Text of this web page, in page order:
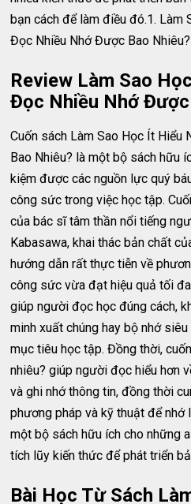
bạn cách để làm điều đó.1. Làm
Đọc Nhiều Nhớ Được Bao Nhiêu?
Review Làm Sao
Đọc Nhiều Nhớ
Cuốn sách Làm Sao Học Ít Hiểu
Bao Nhiêu? là một bộ sách hữu
kiệm được các nguồn lực quý
công sức trong việc học tập.
của bác sĩ tâm thần nổi tiếng
Kabasawa, khai thác bản chất
hướng dẫn rất thực tiễn về
công sức vừa đạt hiệu quả tối
giúp người đọc học đúng cách,
minh xuất chúng hay bộ nhớ
mục tiêu học tập. Đồng thời,
nhiêu? giúp người đọc hiểu hơn
và ghi nhớ thông tin, đồng thời
phương pháp và kỹ thuật để nhớ
một bộ sách hữu ích cho những
tích lũy kiến thức để phát triển
Bài Học Từ Sách